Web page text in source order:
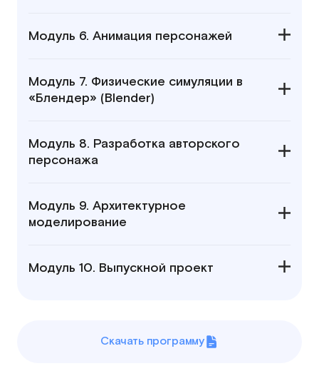
Модуль 6. Анимация персонажей
Модуль 7. Физические симуляции в
«Блендер» (Blender)
Модуль 8. Разработка авторского
персонажа
Модуль 9. Архитектурное
моделирование
Модуль 10. Выпускной проект
Скачать программу